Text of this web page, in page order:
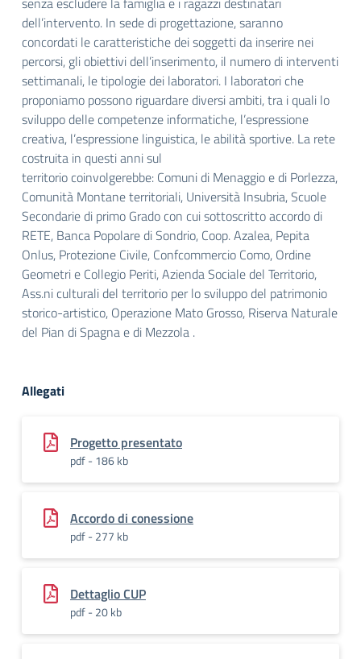
dell’intervento. In sede di progettazione,saranno
concordati le caratteristiche dei soggetti da inserire nei
percorsi, gli obiettivi dell’inserimento, il numero di interventi
settimanali, le tipologie dei laboratori. I laboratori che
proponiamo possono riguardare diversi ambiti, tra i quali lo
sviluppo delle competenze informatiche, l’espressione
creativa, l’espressione linguistica, le abilità sportive. La rete
costruita in questi anni sul
territorio coinvolgerebbe: Comuni di Menaggio e di Porlezza,
Comunità Montane territoriali, Università Insubria, Scuole
Secondarie di primo Grado con cui sottoscritto accordo di
RETE, Banca Popolare di Sondrio, Coop. Azalea, Pepita
Onlus, Protezione Civile, Confcommercio Como, Ordine
Geometri e Collegio Periti, Azienda Sociale del Territorio,
Ass.ni culturali del territorio per lo sviluppo del patrimonio
storico-artistico, Operazione Mato Grosso, Riserva Naturale
del Pian di Spagna e di Mezzola .
Allegati
Progetto presentato
pdf - 186 kb
Accordo di conessione
pdf - 277 kb
Dettaglio CUP
pdf - 20 kb